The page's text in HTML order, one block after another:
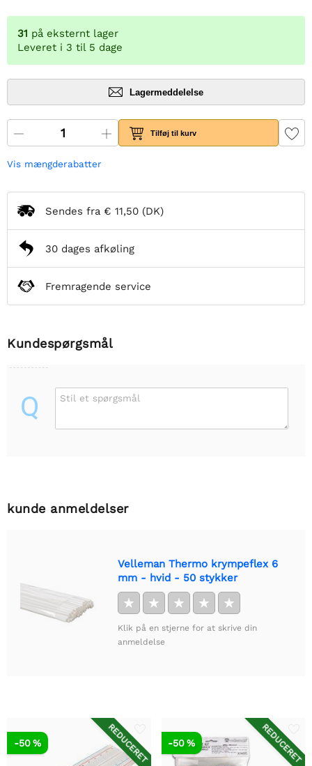
31 på eksternt lager
Leveret i 3 til 5 dage
Lagermeddelelse
Tilføj til kurv
Vis mængderabatter
Sendes fra € 11,50 (DK)
30 dages afkøling
Fremragende service
Kundespørgsmål
Q Stil et spørgsmål
kunde anmeldelser
Velleman Thermo krympeflex 6
mm - hvid - 50 stykker
★ ★ ★ ★ ★
Klik på en stjerne for at skrive din
anmeldelse
REDUCERET
-50 % REDUCERET
-50 %